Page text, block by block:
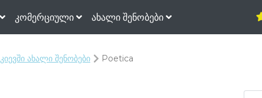
კომერციული ახალი შენობები
კიევში ახალი შენობები Poetica